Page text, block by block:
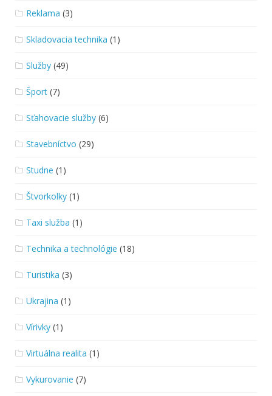
Reklama (3)
Skladovacia technika (1)
Služby (49)
Šport (7)
Sťahovacie služby (6)
Stavebníctvo (29)
Studne (1)
Štvorkolky (1)
Taxi služba (1)
Technika a technológie (18)
Turistika (3)
Ukrajina (1)
Vírivky (1)
Virtuálna realita (1)
Vykurovanie (7)